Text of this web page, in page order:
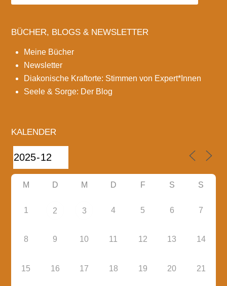
BÜCHER, BLOGS & NEWSLETTER
Meine Bücher
Newsletter
Diakonische Kraftorte: Stimmen von Expert*Innen
Seele & Sorge: Der Blog
KALENDER
M D M D F S S
1 2 3 4 5 6 7
8 9 10 11 12 13 14
15 16 17 18 19 20 21